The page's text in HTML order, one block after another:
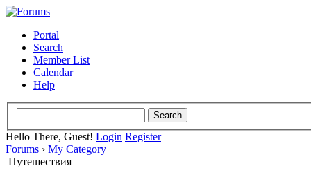
Portal
Search
Member List
Calendar
Help
Hello There, Guest! Login Register
Forums › My Category
Путешествия